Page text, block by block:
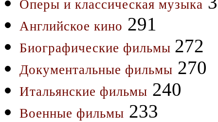
Оперы и классическая музыка
Английское кино 291
Биографические фильмы 272
Документальные фильмы 270
Итальянские фильмы 240
Военные фильмы 233